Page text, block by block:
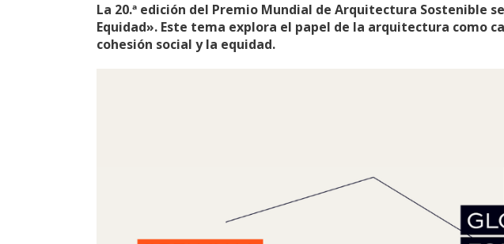
La 20.ª edición del Premio Mundial de Arquitectura Sostenible
Equidad». Este tema explora el papel de la arquitectura como
cohesión social y la equidad.